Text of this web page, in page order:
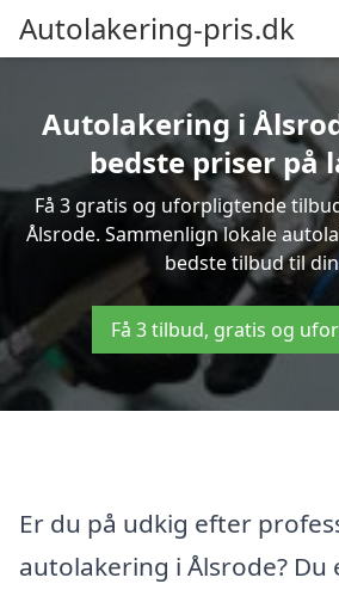
Autolakering-pris.dk
Autolakering i
bedste priser på
Få 3 gratis og uforpligtende
Ålsrode. Sammenlign lokale
bedste tilbud til
Få 3 tilbud, gratis og
Er du på udkig efter
autolakering i Ålsrode?